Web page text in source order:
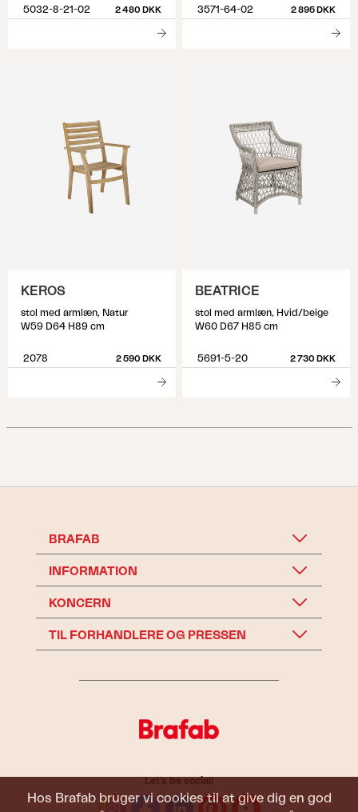
Hos Brafab bruger vi cookies til at give dig en god
5032-8-21-02 2 480 DKK 3571-64-02 2 895 DKK
KEROS
stol med armlæn, Natur
W59 D64 H89 cm
2078 2 590 DKK
BEATRICE
stol med armlæn, Hvid/beige
W60 D67 H85 cm
5691-5-20 2 730 DKK
BRAFAB
INFORMATION
KONCERN
TIL FORHANDLERE OG PRESSEN
Let's be social!